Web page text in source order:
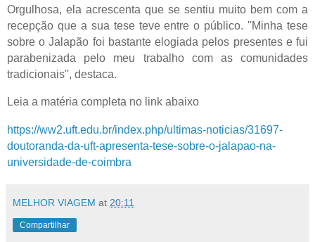
Orgulhosa, ela acrescenta que se sentiu muito bem com a
recepção que a sua tese teve entre o público. ''Minha tese
sobre o Jalapão foi bastante elogiada pelos presentes e fui
parabenizada pelo meu trabalho com as comunidades
tradicionais'', destaca.
Leia a matéria completa no link abaixo
https://ww2.uft.edu.br/index.php/ultimas-noticias/31697-
doutoranda-da-uft-apresenta-tese-sobre-o-jalapao-na-
universidade-de-coimbra
MELHOR VIAGEM at 20:11
Compartilhar